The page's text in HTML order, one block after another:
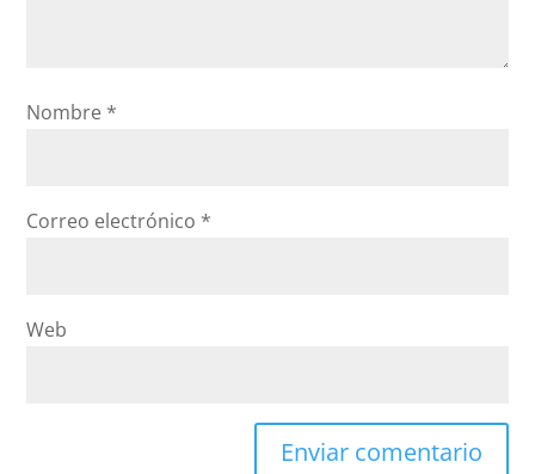
Nombre *
Correo electrónico *
Web